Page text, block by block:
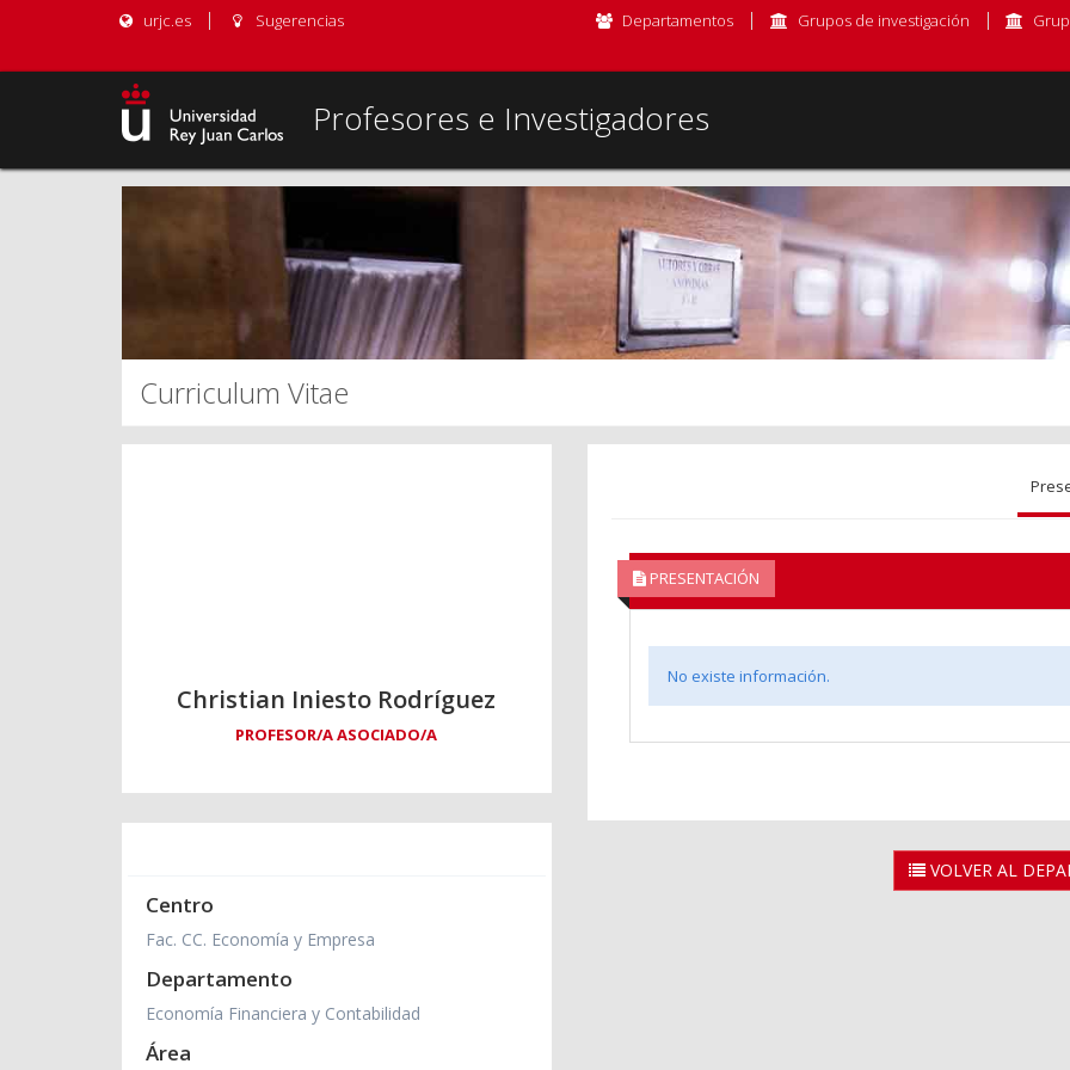
urjc.es Sugerencias Departamentos Grupos de investigación
Profesores e Investigadores
Curriculum Vitae
Christian Iniesto Rodríguez
PROFESOR/A ASOCIADO/A
Centro
Fac. CC. Economía y Empresa
Departamento
Economía Financiera y Contabilidad
Área
PRESENTACIÓN
No existe información.
VOLVER AL